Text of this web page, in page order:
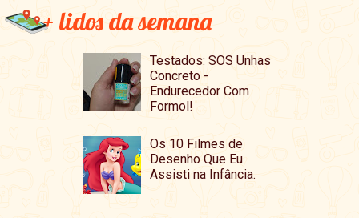
+ lidos da semana
Testados: SOS Unhas
Concreto -
Endurecedor Com
Formol!
Os 10 Filmes de
Desenho Que Eu
Assisti na Infância.